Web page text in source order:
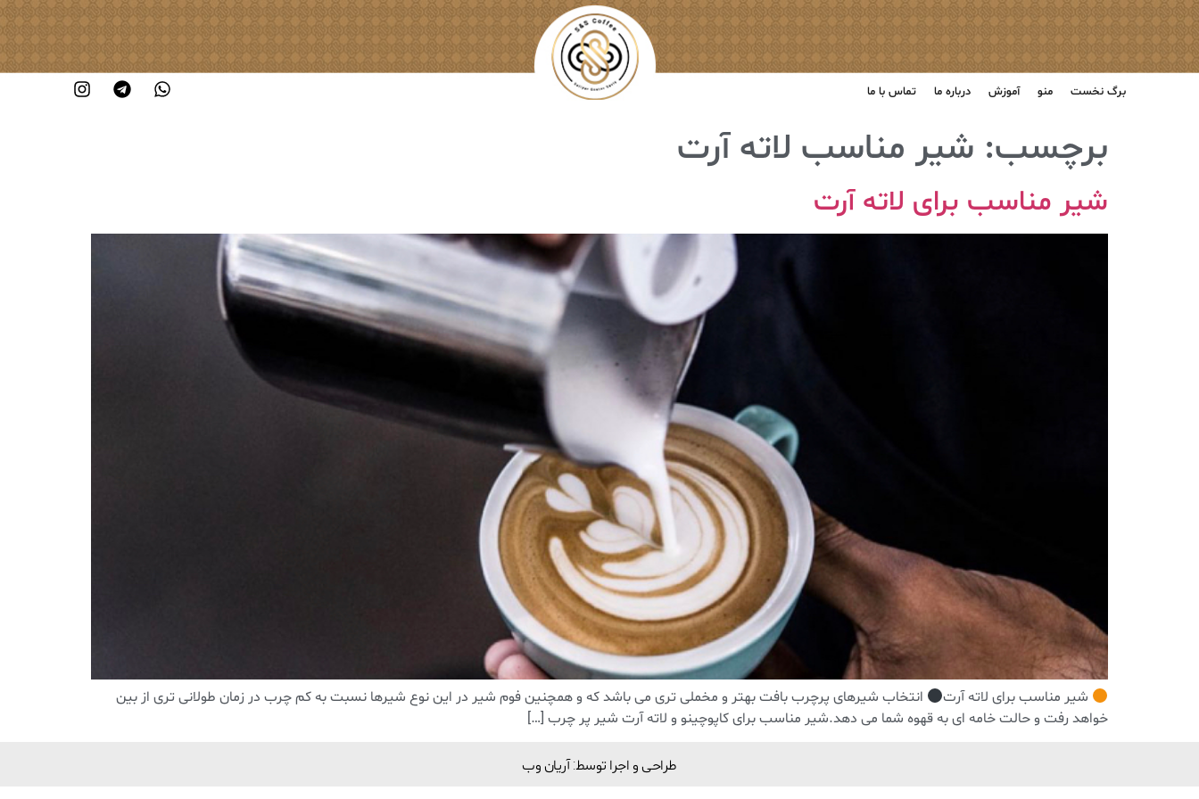
برگ نخست منو آموزش درباره ما تماس با ما
برچسب: شیر مناسب لاته آرت
شیر مناسب برای لاته آرت
شیر مناسب برای لاته آرت
انتخاب شیرهای پرچرب بافت بهتر و مخملی تری می باشد که و همچنین فوم شیر در این نوع شیرها نسبت به کم چرب در زمان طولانی تری از بین
خواهد رفت و حالت خامه ای به قهوه شما می دهد.شیر مناسب برای کاپوچینو و لاته آرت شیر پر چرب […]
طراحی و اجرا توسط: آریان وب